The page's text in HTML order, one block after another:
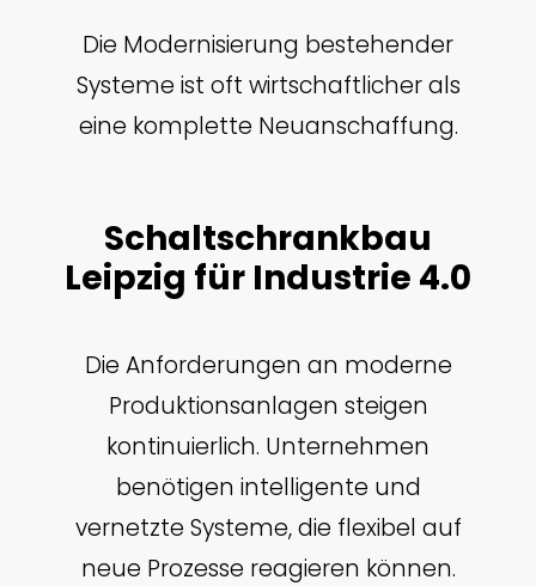
Die Modernisierung bestehender
Systeme ist oft wirtschaftlicher als
eine komplette Neuanschaffung.
Schaltschrankbau
Leipzig für Industrie 4.0
Die Anforderungen an moderne
Produktionsanlagen steigen
kontinuierlich. Unternehmen
benötigen intelligente und
vernetzte Systeme, die flexibel auf
neue Prozesse reagieren können.